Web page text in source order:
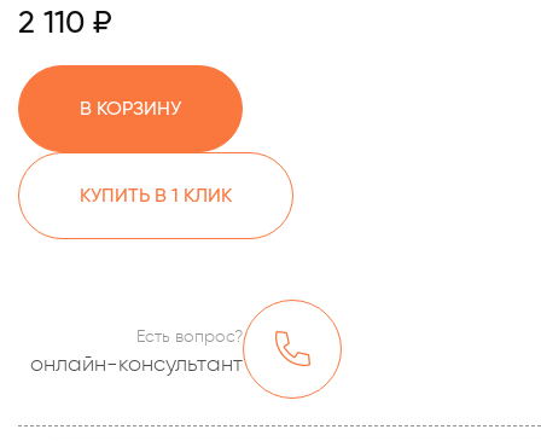
2 110 ₽
В КОРЗИНУ
КУПИТЬ В 1 КЛИК
Есть вопрос?
онлайн-консультант